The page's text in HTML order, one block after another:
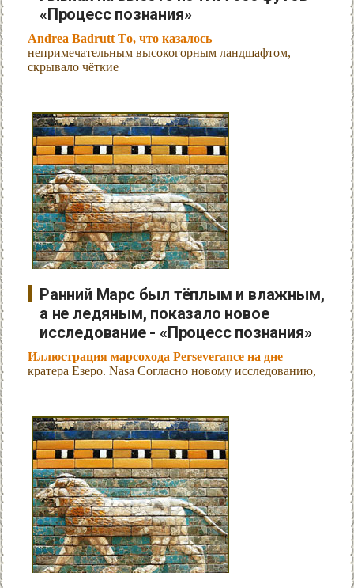
«Процесс познания»
Andrea Badrutt То, что казалось
непримечательным высокогорным ландшафтом,
скрывало чёткие
Ранний Марс был тёплым и влажным,
а не ледяным, показало новое
исследование - «Процесс познания»
Иллюстрация марсохода Perseverance на дне
кратера Езеро. Nasa Согласно новому исследованию,